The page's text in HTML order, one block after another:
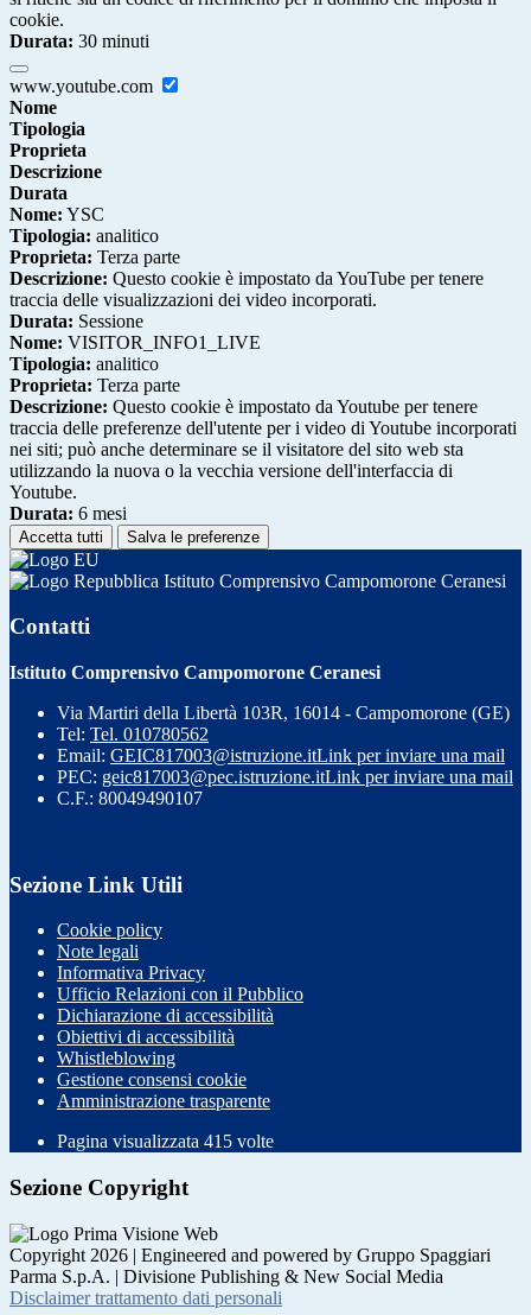
cookie.
Durata: 30 minuti
www.youtube.com
Nome
Tipologia
Proprieta
Descrizione
Durata
Nome: YSC
Tipologia: analitico
Proprieta: Terza parte
Descrizione: Questo cookie è impostato da YouTube per tenere
traccia delle visualizzazioni dei video incorporati.
Durata: Sessione
Nome: VISITOR_INFO1_LIVE
Tipologia: analitico
Proprieta: Terza parte
Descrizione: Questo cookie è impostato da Youtube per tenere
traccia delle preferenze dell'utente per i video di Youtube incorporati
nei siti; può anche determinare se il visitatore del sito web sta
utilizzando la nuova o la vecchia versione dell'interfaccia di
Youtube.
Durata: 6 mesi
Accetta tutti Salva le preferenze
Istituto Comprensivo Campomorone Ceranesi
Contatti
Istituto Comprensivo Campomorone Ceranesi
Via Martiri della Libertà 103R, 16014 - Campomorone (GE)
Tel: Tel. 010780562
Email: GEIC817003@istruzione.itLink per inviare una mail
PEC: geic817003@pec.istruzione.itLink per inviare una mail
C.F.: 80049490107
Sezione Link Utili
Cookie policy
Note legali
Informativa Privacy
Ufficio Relazioni con il Pubblico
Dichiarazione di accessibilità
Obiettivi di accessibilità
Whistleblowing
Gestione consensi cookie
Amministrazione trasparente
Pagina visualizzata 415 volte
Sezione Copyright
Copyright 2026 | Engineered and powered by Gruppo Spaggiari
Parma S.p.A. | Divisione Publishing & New Social Media
Disclaimer trattamento dati personali